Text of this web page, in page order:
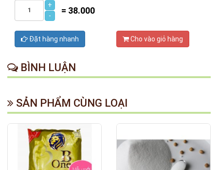
+
-
= 38.000
Đặt hàng nhanh Cho vào giỏ hàng
BÌNH LUẬN
SẢN PHẨM CÙNG LOẠI